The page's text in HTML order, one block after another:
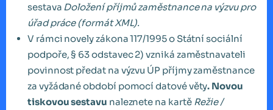
sestava Doložení příjmů zaměstnance na výzvu pro
úřad práce (formát XML).
V rámci novely zákona 117/1995 o Státní sociální
podpoře, § 63 odstavec 2) vzniká zaměstnavateli
povinnost předat na výzvu ÚP příjmy zaměstnance
za vyžádané období pomocí datové věty. Novou
tiskovou sestavu naleznete na kartě Režie /